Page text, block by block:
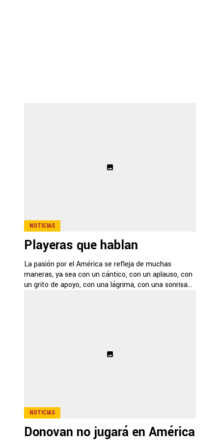
NOTICIAS
Playeras que hablan
La pasión por el América se refleja de muchas
maneras, ya sea con un cántico, con un aplauso, con
un grito de apoyo, con una lágrima, con una sonrisa...
NOTICIAS
Donovan no jugará en América